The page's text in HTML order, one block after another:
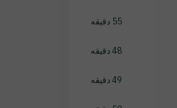
55 دقیقه
48 دقیقه
49 دقیقه